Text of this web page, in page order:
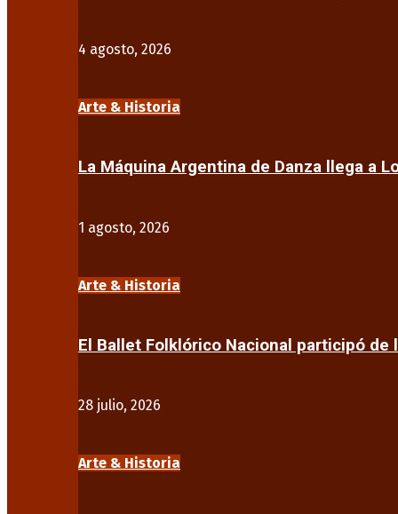
4 agosto, 2026
Arte & Historia
La Máquina Argentina de Danza llega a
1 agosto, 2026
Arte & Historia
El Ballet Folklórico Nacional participó de
28 julio, 2026
Arte & Historia